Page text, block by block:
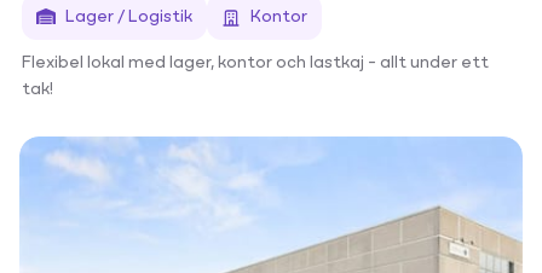
Lager / Logistik Kontor
Flexibel lokal med lager, kontor och lastkaj – allt under ett
tak!